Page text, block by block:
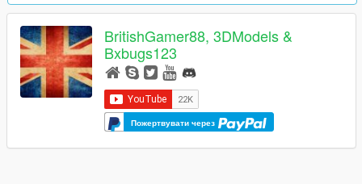
BritishGamer88, 3DModels &
Bxbugs123
Пожертвувати через